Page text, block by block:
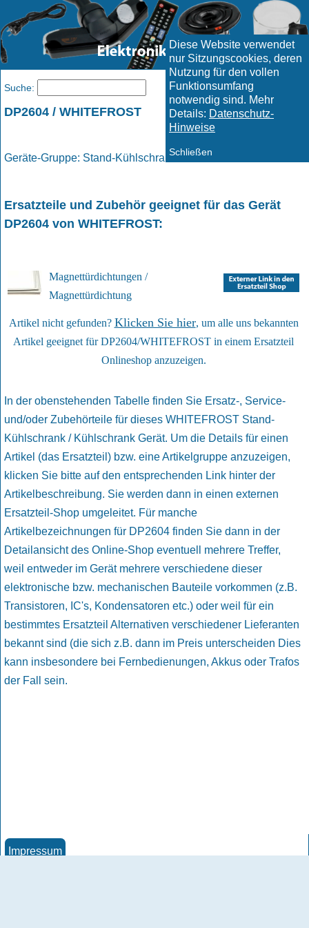
Diese Website verwendet
nur Sitzungscookies, deren
Nutzung für den vollen
Funktionsumfang
notwendig sind. Mehr
Details: Datenschutz-
Hinweise
Schließen
DP2604 / WHITEFROST
Geräte-Gruppe: Stand-Kühlschrank / Kühlschrank
Ersatzteile und Zubehör geeignet für das Gerät
DP2604 von WHITEFROST:
Magnettürdichtungen /
Magnettürdichtung
Artikel nicht gefunden? Klicken Sie hier, um alle uns bekannten
Artikel geeignet für DP2604/WHITEFROST in einem Ersatzteil
Onlineshop anzuzeigen.
In der obenstehenden Tabelle finden Sie Ersatz-, Service-
und/oder Zubehörteile für dieses WHITEFROST Stand-
Kühlschrank / Kühlschrank Gerät. Um die Details für einen
Artikel (das Ersatzteil) bzw. eine Artikelgruppe anzuzeigen,
klicken Sie bitte auf den entsprechenden Link hinter der
Artikelbeschreibung. Sie werden dann in einen externen
Ersatzteil-Shop umgeleitet. Für manche
Artikelbezeichnungen für DP2604 finden Sie dann in der
Detailansicht des Online-Shop eventuell mehrere Treffer,
weil entweder im Gerät mehrere verschiedene dieser
elektronische bzw. mechanischen Bauteile vorkommen (z.B.
Transistoren, IC's, Kondensatoren etc.) oder weil für ein
bestimmtes Ersatzteil Alternativen verschiedener Lieferanten
bekannt sind (die sich z.B. dann im Preis unterscheiden Dies
kann insbesondere bei Fernbedienungen, Akkus oder Trafos
der Fall sein.
Suche:
Impressum